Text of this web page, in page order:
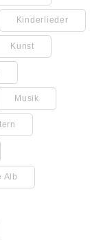
Kinderlieder
Kunst
Musik
Alb